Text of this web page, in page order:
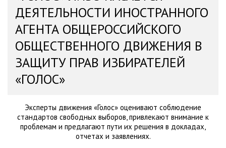
ДЕЯТЕЛЬНОСТИ ИНОСТРАННОГО
АГЕНТА ОБЩЕРОССИЙСКОГО
ОБЩЕСТВЕННОГО ДВИЖЕНИЯ В
ЗАЩИТУ ПРАВ ИЗБИРАТЕЛЕЙ
«ГОЛОС»
Эксперты движения «Голос» оценивают соблюдение
стандартов свободных выборов, привлекают внимание к
проблемам и предлагают пути их решения в докладах,
отчетах и заявлениях.